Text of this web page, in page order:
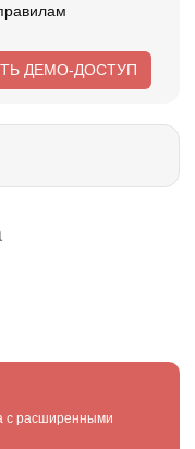
ДЕМО-ДОСТУП
с расширенными